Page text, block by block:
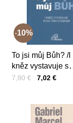
To jsi můj Bůh? /I
kněz vystavuje
víru otázkám/
Cena s DPH
7,02 €
Pred zľavou:
7,80 €
10%